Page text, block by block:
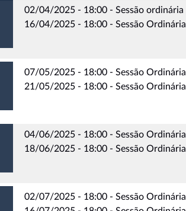
02/04/2025 - 18:00 - Sessão ordinária
16/04/2025 - 18:00 - Sessão Ordinária
07/05/2025 - 18:00 - Sessão Ordinária
21/05/2025 - 18:00 - Sessão Ordinária
04/06/2025 - 18:00 - Sessão Ordinária
18/06/2025 - 18:00 - Sessão Ordinária
02/07/2025 - 18:00 - Sessão Ordinária